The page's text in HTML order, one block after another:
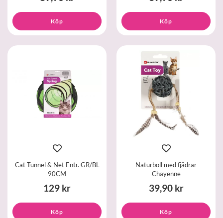
Köp Köp
Cat Tunnel & Net Entr. GR/BL
90CM
129 kr
Köp
Naturboll med fjädrar
Chayenne
39,90 kr
Köp